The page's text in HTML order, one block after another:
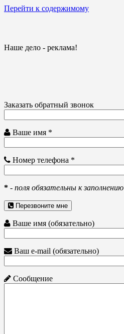
Перейти к содержимому
Наше дело - реклама!
Заказать обратный звонок
Ваше имя *
Номер телефона *
* - поля обязательны к заполнению
Перезвоните мне
Ваше имя (обязательно)
Ваш e-mail (обязательно)
Сообщение